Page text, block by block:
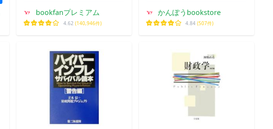
bookfanプレミアム
4.62 (140,946件)
かんぽうbookstore
4.84 (507件)